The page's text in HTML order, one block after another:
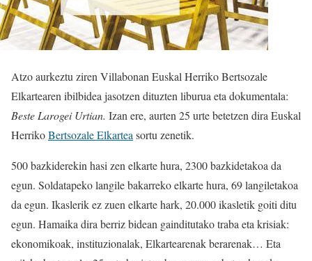
Atzo aurkeztu ziren Villabonan Euskal Herriko Bertsozale
Elkartearen ibilbidea jasotzen dituzten liburua eta dokumentala:
Beste Larogei Urtian. Izan ere, aurten 25 urte betetzen dira Euskal
HerrikoBertsozale Elkartea sortu zenetik.
500 bazkiderekin hasi zen elkarte hura, 2300 bazkidetakoa da
egun. Soldatapeko langile bakarreko elkarte hura, 69 langiletakoa
da egun. Ikaslerik ez zuen elkarte hark, 20.000 ikasletik goiti ditu
egun. Hamaika dira berriz bidean gainditutako traba eta krisiak:
ekonomikoak, instituzionalak, Elkartearenak berarenak… Eta